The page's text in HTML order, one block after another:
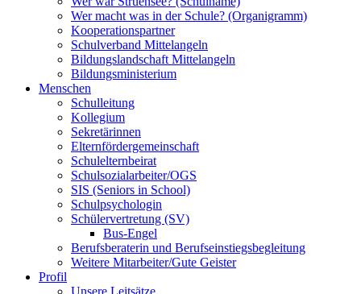
Wer macht was in der Schule? (Organigramm)
Kooperationspartner
Schulverband Mittelangeln
Bildungslandschaft Mittelangeln
Bildungsministerium
Menschen
Schulleitung
Kollegium
Sekretärinnen
Elternfördergemeinschaft
Schulelternbeirat
Schulsozialarbeiter/OGS
SIS (Seniors in School)
Schulpsychologin
Schülervertretung (SV)
Bus-Engel
Berufsberaterin und Berufseinstiegsbegleitung
Weitere Mitarbeiter/Gute Geister
Profil
Unsere Leitsätze